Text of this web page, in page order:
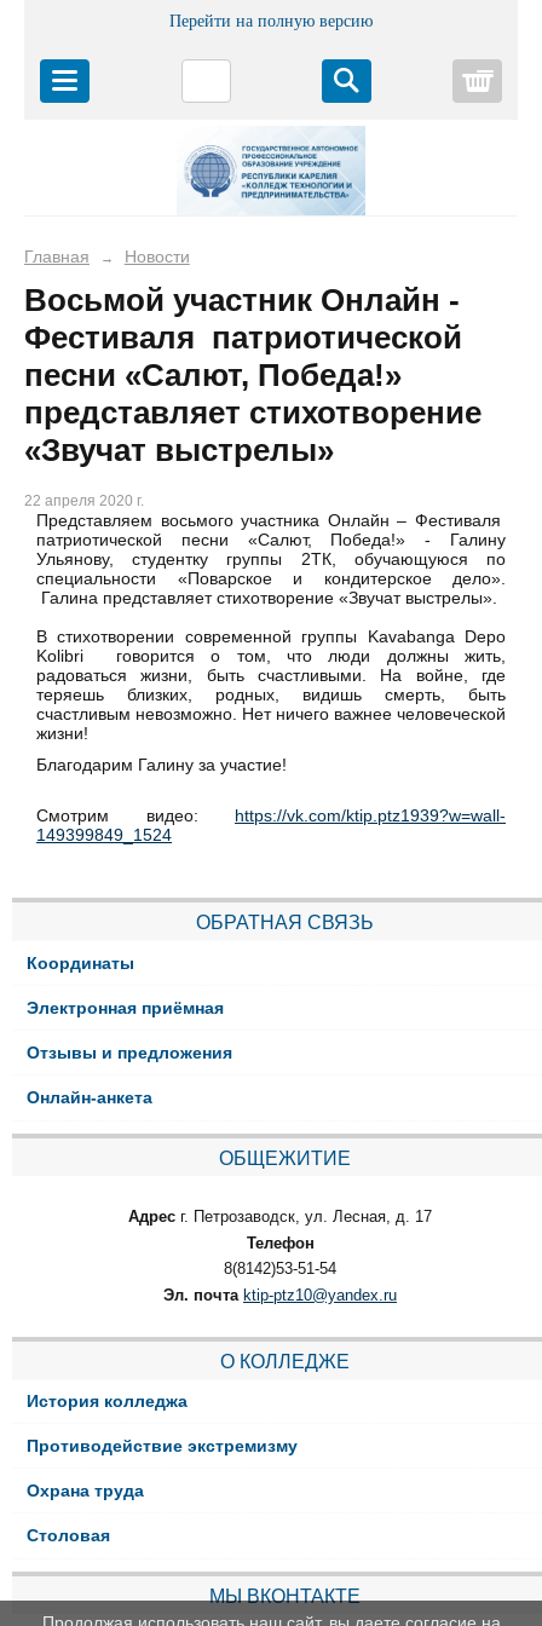
Перейти на полную версию
Главная → Новости
Восьмой участник Онлайн -
Фестиваля патриотической
песни «Салют, Победа!»
представляет стихотворение
«Звучат выстрелы»
22 апреля 2020 г.
Представляем восьмого участника Онлайн – Фестиваля
патриотической песни «Салют, Победа!» - Галину
Ульянову, студентку группы 2ТК, обучающуюся по
специальности «Поварское и кондитерское дело».
Галина представляет стихотворение «Звучат выстрелы».
В стихотворении современной группы Kavabanga Depo
Kolibri говорится о том, что люди должны жить,
радоваться жизни, быть счастливыми. На войне, где
теряешь близких, родных, видишь смерть, быть
счастливым невозможно. Нет ничего важнее человеческой
жизни!
Благодарим Галину за участие!
Смотрим видео: https://vk.com/ktip.ptz1939?w=wall-
149399849_1524
ОБРАТНАЯ СВЯЗЬ
Координаты
Электронная приёмная
Отзывы и предложения
Онлайн-анкета
ОБЩЕЖИТИЕ
Адрес г. Петрозаводск, ул. Лесная, д. 17
Телефон
8(8142)53-51-54
Эл. почта ktip-ptz10@yandex.ru
О КОЛЛЕДЖЕ
История колледжа
Противодействие экстремизму
Охрана труда
Столовая
МЫ ВКОНТАКТЕ